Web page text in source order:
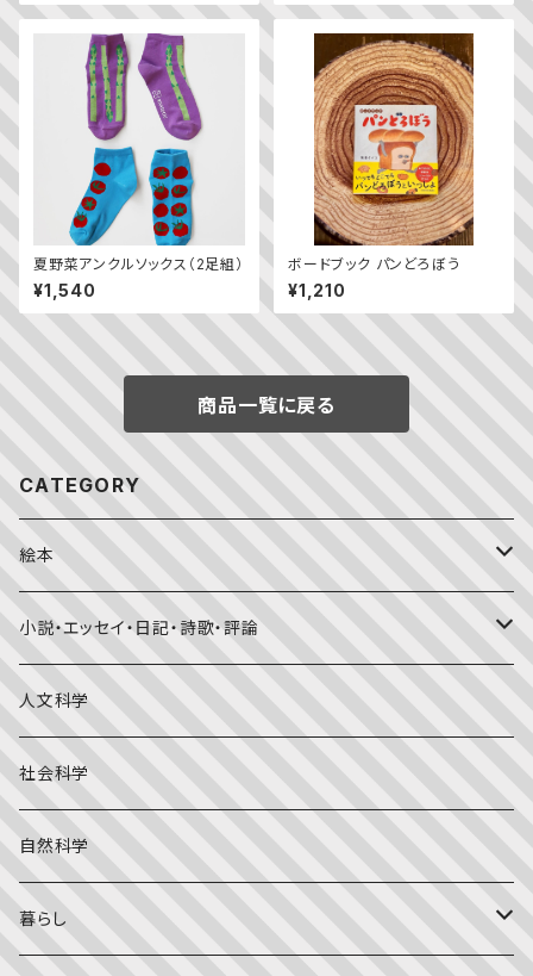
夏野菜アンクルソックス（2足組）
¥1,540
ボードブック パンどろぼう
¥1,210
商品一覧に戻る
CATEGORY
絵本
福音館書店月刊誌
こどものとも0.1.2
こどものとも年少版
その他の月刊誌
おはなしプーカ
チャイルドブックアップル（2・3歳～）
日本の絵本
外国の絵本
昔話・民話
小説・エッセイ・日記・詩歌・評論
日本文学
詩・短歌・俳句・ことば
評論
エッセイ・日記
人文科学
社会科学
自然科学
暮らし